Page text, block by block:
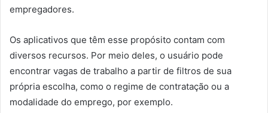
empregadores.
Os aplicativos que têm esse propósito contam com
diversos recursos. Por meio deles, o usuário pode
encontrar vagas de trabalho a partir de filtros de sua
própria escolha, como o regime de contratação ou a
modalidade do emprego, por exemplo.